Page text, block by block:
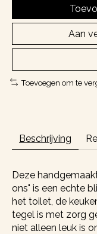
Aan
Toevoegen om te
Beschrijving
Deze
ons" is een echte
het toilet, de
tegel is met zorg
niet alleen leuk is